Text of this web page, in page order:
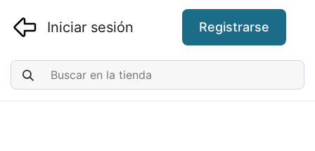
Iniciar sesión Registrarse